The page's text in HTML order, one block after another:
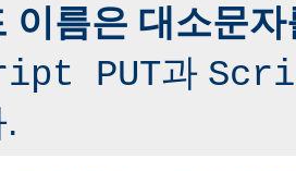
이름은 대소문
PUT과